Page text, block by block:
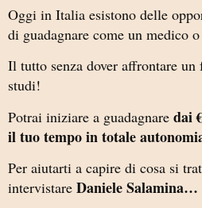
Oggi in Italia esistono delle
di guadagnare come un medico
Il tutto senza dover affrontare
studi!
Potrai iniziare a guadagnare dai
il tuo tempo in totale
Per aiutarti a capire di cosa si
intervistare Daniele Salamina…